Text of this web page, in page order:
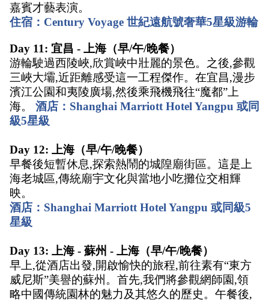
嘉賓才藝表演。
住宿：Century Voyage 世紀遠航號奢華5星級游輪
Day 11: 宜昌 - 上海（早/午/晚餐）
游輪駛過西陵峽,欣賞峽中壯麗的景色。之後,參觀
三峽大壩,近距離感受這一工程傑作。在宜昌,漫步
濱江公園和夷陵廣場,然後乘飛機飛往“魔都”上
海。 酒店：Shanghai Marriott Hotel Yangpu 或同
級5星級
Day 12: 上海（早/午/晚餐）
早餐後短暫休息,探索熱鬧的城隍廟街區。這是上
海老城區,傳統廟宇文化與當地小吃攤位交相輝
映。
酒店：Shanghai Marriott Hotel Yangpu 或同級5
星級
Day 13: 上海 - 蘇州 - 上海（早/午/晚餐）
早上,從酒店出發,開啟愉快的旅程,前往素有“東方
威尼斯”美譽的蘇州。首先,我們將參觀網師園,領
略中國傳統園林的魅力及其悠久的歷史。午餐後,